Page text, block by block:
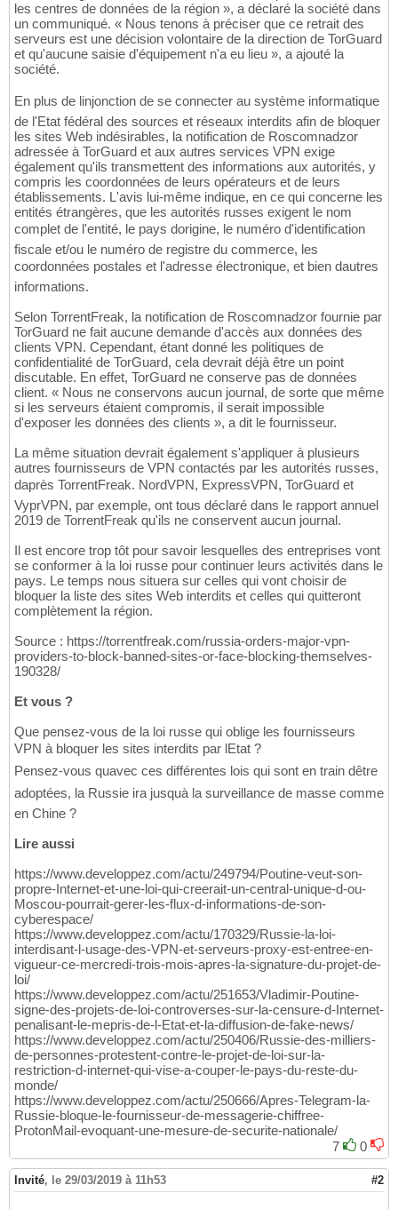
les centres de données de la région », a déclaré la société dans
un communiqué. « Nous tenons à préciser que ce retrait des
serveurs est une décision volontaire de la direction de TorGuard
et qu'aucune saisie d'équipement n'a eu lieu », a ajouté la
société.
En plus de linjonction de se connecter au système informatique
de l'Etat fédéral des sources et réseaux interdits afin de bloquer
les sites Web indésirables, la notification de Roscomnadzor
adressée à TorGuard et aux autres services VPN exige
également qu'ils transmettent des informations aux autorités, y
compris les coordonnées de leurs opérateurs et de leurs
établissements. L'avis lui-même indique, en ce qui concerne les
entités étrangères, que les autorités russes exigent le nom
complet de l'entité, le pays dorigine, le numéro d'identification
fiscale et/ou le numéro de registre du commerce, les
coordonnées postales et l'adresse électronique, et bien dautres
informations.
Selon TorrentFreak, la notification de Roscomnadzor fournie par
TorGuard ne fait aucune demande d'accès aux données des
clients VPN. Cependant, étant donné les politiques de
confidentialité de TorGuard, cela devrait déjà être un point
discutable. En effet, TorGuard ne conserve pas de données
client. « Nous ne conservons aucun journal, de sorte que même
si les serveurs étaient compromis, il serait impossible
d'exposer les données des clients », a dit le fournisseur.
La même situation devrait également s'appliquer à plusieurs
autres fournisseurs de VPN contactés par les autorités russes,
daprès TorrentFreak. NordVPN, ExpressVPN, TorGuard et
VyprVPN, par exemple, ont tous déclaré dans le rapport annuel
2019 de TorrentFreak qu'ils ne conservent aucun journal.
Il est encore trop tôt pour savoir lesquelles des entreprises vont
se conformer à la loi russe pour continuer leurs activités dans le
pays. Le temps nous situera sur celles qui vont choisir de
bloquer la liste des sites Web interdits et celles qui quitteront
complètement la région.
Source : https://torrentfreak.com/russia-orders-major-vpn-
providers-to-block-banned-sites-or-face-blocking-themselves-
190328/
Et vous ?
Que pensez-vous de la loi russe qui oblige les fournisseurs
VPN à bloquer les sites interdits par lEtat ?
Pensez-vous quavec ces différentes lois qui sont en train dêtre
adoptées, la Russie ira jusquà la surveillance de masse comme
en Chine ?
Lire aussi
https://www.developpez.com/actu/249794/Poutine-veut-son-
propre-Internet-et-une-loi-qui-creerait-un-central-unique-d-ou-
Moscou-pourrait-gerer-les-flux-d-informations-de-son-
cyberespace/
https://www.developpez.com/actu/170329/Russie-la-loi-
interdisant-l-usage-des-VPN-et-serveurs-proxy-est-entree-en-
vigueur-ce-mercredi-trois-mois-apres-la-signature-du-projet-de-
loi/
https://www.developpez.com/actu/251653/Vladimir-Poutine-
signe-des-projets-de-loi-controverses-sur-la-censure-d-Internet-
penalisant-le-mepris-de-l-Etat-et-la-diffusion-de-fake-news/
https://www.developpez.com/actu/250406/Russie-des-milliers-
de-personnes-protestent-contre-le-projet-de-loi-sur-la-
restriction-d-internet-qui-vise-a-couper-le-pays-du-reste-du-
monde/
https://www.developpez.com/actu/250666/Apres-Telegram-la-
Russie-bloque-le-fournisseur-de-messagerie-chiffree-
ProtonMail-evoquant-une-mesure-de-securite-nationale/
7
0
Invité, le 29/03/2019 à 11h53 #2